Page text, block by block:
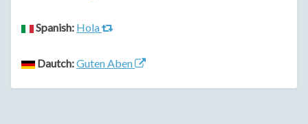
Spanish: Hola
Dautch:Guten Aben